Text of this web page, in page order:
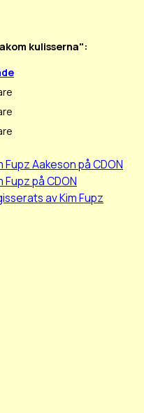
kulisserna":
Aakeson på CDON
på CDON
av Kim Fupz